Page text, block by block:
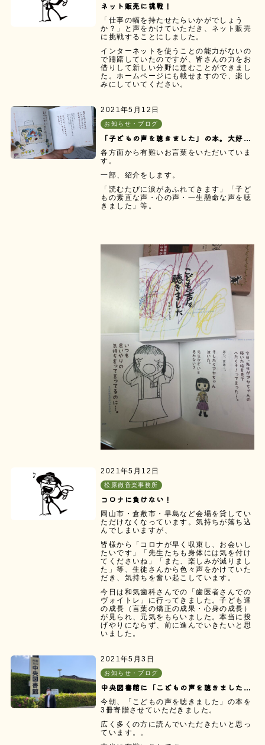
ネット販売に挑戦！
「仕事の幅を持たせたらいかがでしょう
か？」と声をかけていただき、ネット販売
に挑戦することにしました。
インターネットを使うことの能力がないの
で躊躇していたのですが、皆さんの力をお
借りして新しい分野に進むことができまし
た。ホームページにも載せますので、楽し
みにしていてください。
2021年5月12日
お知らせ・ブログ
「子どもの声を聴きました」の本。大好評！
各方面から有難いお言葉をいただいていま
す。
一部、紹介をします。
「読むたびに涙があふれてきます」「子ど
もの素直な声・心の声・一生懸命な声を聴
きました」等。
2021年5月12日
松原徹音楽事務所
コロナに負けない！
岡山市・倉敷市・早島など会場を貸してい
ただけなくなっています。気持ちが落ち込
んでしまいますが、
皆様から「コロナが早く収束し、お会いし
たいです」「先生たちも身体には気を付け
てくださいね」「また、楽しみが減りまし
た」等、生徒さんから色々声をかけていた
だき、気持ちを奮い起こしています。
今日は和気歯科さんでの「歯医者さんでの
ヴォイトレ」に行ってきました。子ども達
の成長（言葉の矯正の成果・心身の成長）
が見られ、元気をもらいました。本当に投
げやりにならず、前に進んでいきたいと思
いました。
2021年5月3日
お知らせ・ブログ
中央図書館に「こどもの声を聴きました」が・・・。
今朝、「こどもの声を聴きました」の本を
3冊寄贈させていただきました。
広く多くの方に読んでいただきたいと思っ
ています。。